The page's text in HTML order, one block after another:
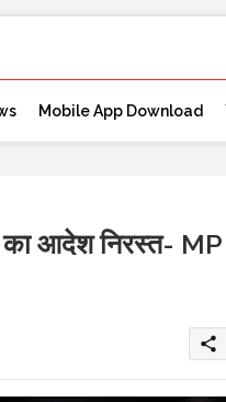
Mobile App Download
का आदेश निरस्त- MP
share